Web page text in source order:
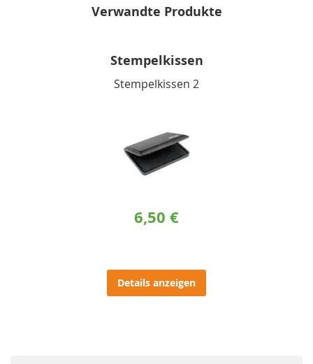
Verwandte Produkte
Stempelkissen
Stempelkissen 2
6,50 €
Details anzeigen